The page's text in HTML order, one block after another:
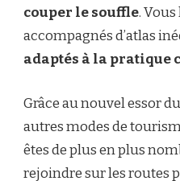
couper le souffle.
accompagnés d’atlas
adaptés à la pratique
Grâce au nouvel essor
autres modes de
êtes de plus en plus
rejoindre sur les routes